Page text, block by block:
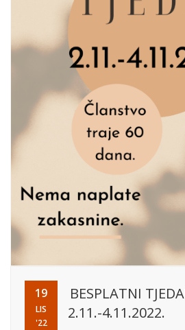
19
LIS
'22
BESPLATNI
2.11.-4.11.2022.